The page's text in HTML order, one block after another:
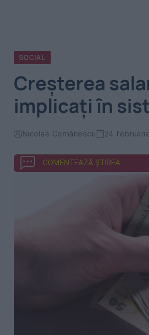
SOCIAL
Creșterea
implicați în
Nicolae Comănescu 24
COMENTEAZĂ ȘTIREA